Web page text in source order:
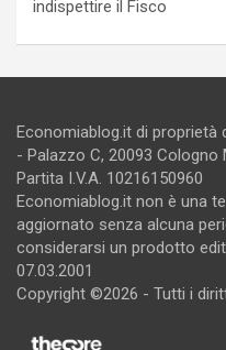
indispettire il Fisco
Economiablog.it di proprietà
- Palazzo C, 20093
Partita I.V.A. 10216150960
Economiablog.it non è una
aggiornato senza alcuna
considerarsi un prodotto
07.03.2001
Copyright ©2026 - Tutti i